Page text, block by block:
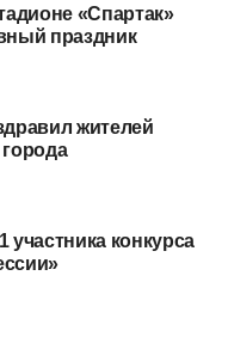
«Спартак»
праздник
жителей
конкурса